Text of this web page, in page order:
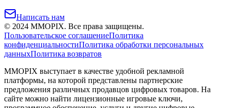
Написать нам
© 2024 MMOPIX. Все права защищены.
Пользовательское соглашениеПолитика
конфиденциальностиПолитика обработки персональных
данныхПолитика возвратов
MMOPIX выступает в качестве удобной рекламной
платформы, на которой представлены партнерские
предложения различных продавцов цифровых товаров. На
сайте можно найти лицензионные игровые ключи,